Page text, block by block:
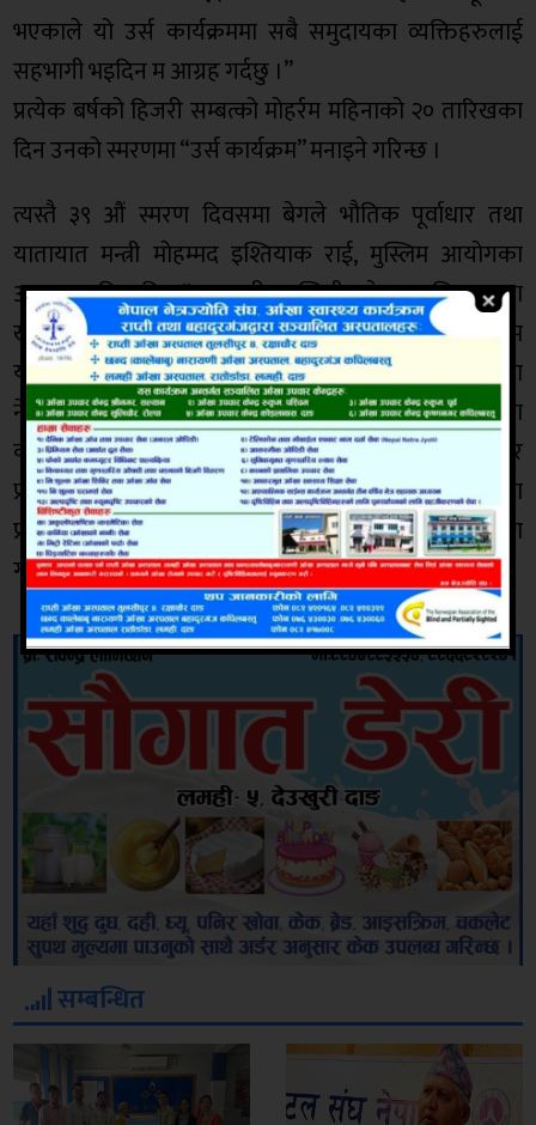
भएकाले यो उर्स कार्यक्रममा सबै समुदायका व्यक्तिहरुलाई
सहभागी भइदिन म आग्रह गर्दछु ।”
प्रत्येक बर्षको हिजरी सम्बत्को मोहर्रम महिनाको २० तारिखका
दिन उनको स्मरणमा “उर्स कार्यक्रम” मनाइने गरिन्छ ।
त्यस्तै ३९ औं स्मरण दिवसमा बेगले भौतिक पूर्वाधार तथा
यातायात मन्त्री मोहम्मद इश्तियाक राई, मुस्लिम आयोगका
अध्यक्ष समिम मिया“ अन्सारी, लुम्बिनी प्रदेशका शिक्षा तथा
खेलकूदमन्त्री वसीउद्दीन खा“, भौतिक पूर्वाधामन्त्री सहसराम
यादव र पर्यटन ग्रामीण तथा सहरी विकास राज्यमन्त्री रिना
नेपाललगायतलाई आमन्त्रण गरिएको छ । उर्स कार्यक्रममा
कपिलवस्तुका प्रमुख जिल्ला अधिकारी धर्मेन्द्रकुमार मिश्र र
प्रहरी प्रमुख एसपी प्रेमबहादुर बस्नेतलगायत कार्यालयका
प्रमुख र राजनीतिक दलका प्रतिनिधिहरुलाईसमेत आमन्त्रण
गरिएको छ ।
सम्बन्धित